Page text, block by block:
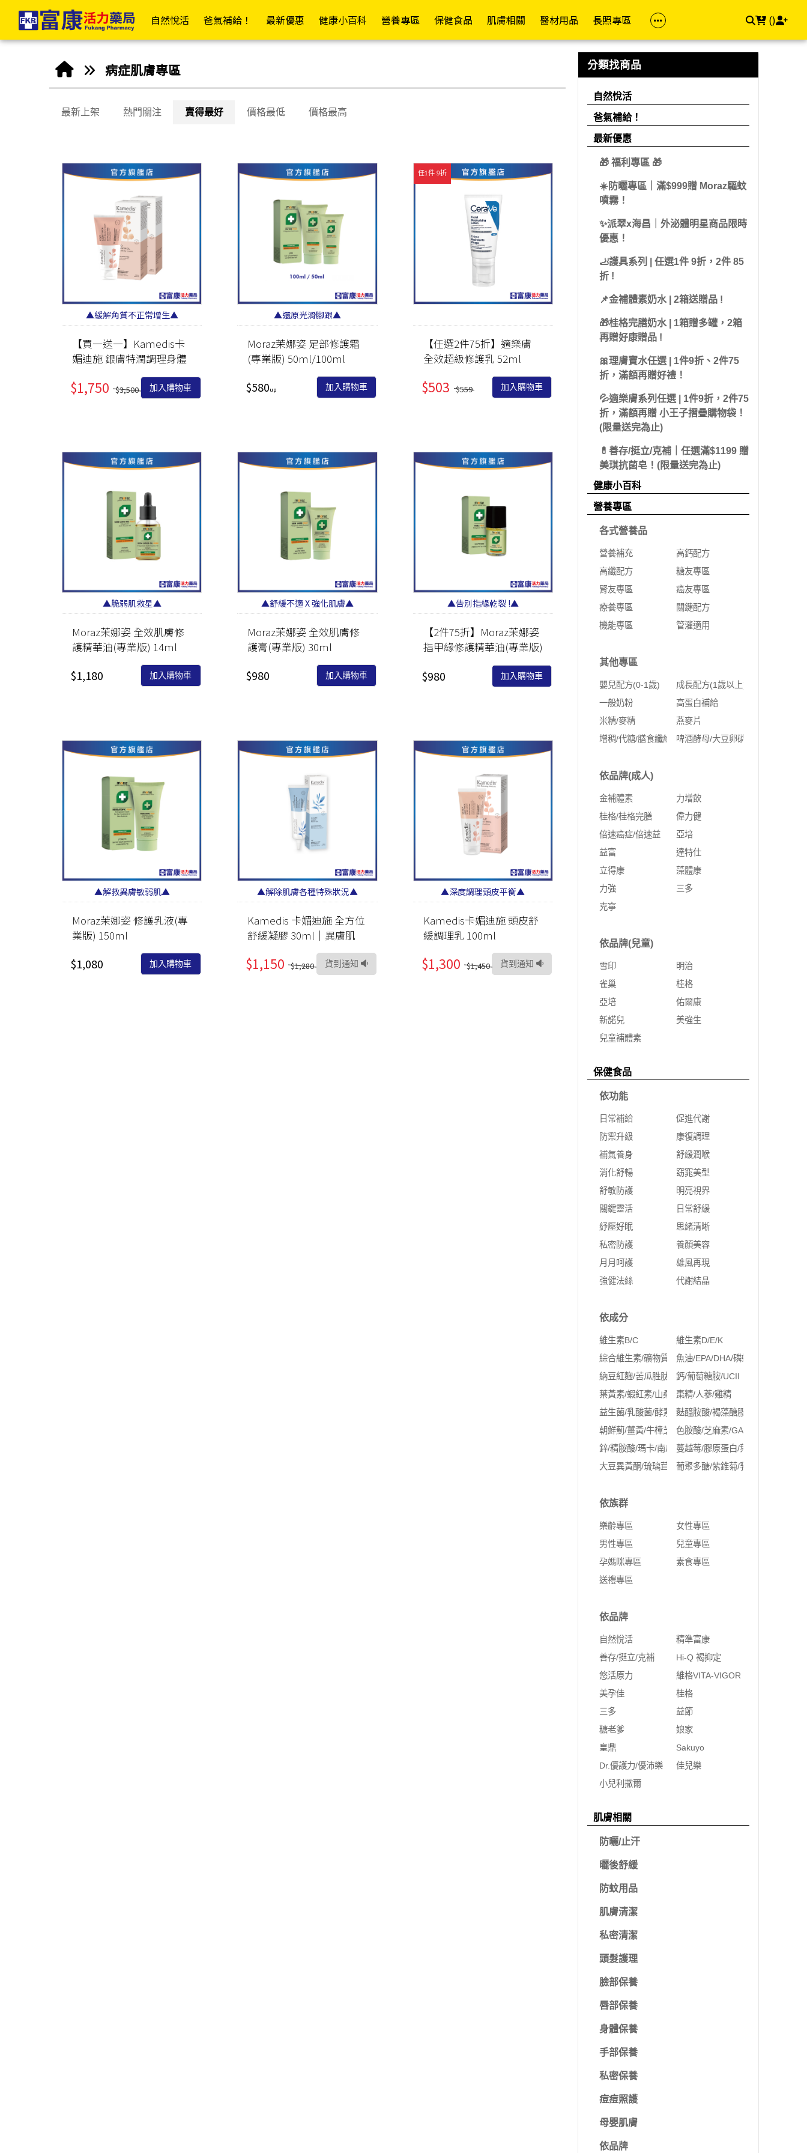
病症肌膚專區 | 富康活力藥局購物商城
自然悅活 爸氣補給！ 最新優惠 健康小百科 營養專區
營養補充
高鈣配方
腎友專區
療養專區
關鍵配方
機能專區
嬰兒配方(0-1歲)
米精/麥精
增稠/代糖/膳食纖維
啤酒酵母/大豆卵磷脂
金補體素
桂格/桂格完膳
倍速癌症/倍速益
力強
依品牌(兒童)
桂格
亞培
新諾兒
兒童補體素
保健食品
日常補給
促進代謝
補氣養身
舒緩潤喉
消化舒暢
窈窕美型
舒敏防護
關鍵靈活
紓壓好眠
思緒清晰
私密防護
雄風再現
代謝結晶
維生素B/C
納豆紅麴/苦瓜胜
鈣/葡萄糖胺/UCII
葉黃素/蝦紅素/山桑
益生菌/乳酸菌/酵素
色胺酸/芝麻素/GABA
鋅/精胺酸/瑪卡/南瓜
大豆異黃酮/琉璃苣油/
月見草油/聖潔莓/肌醇
樂齡專區
孕媽咪專區
依品牌
自然悅活
精準富康
善存/挺立/克補
Hi-Q 褐抑定
悠活原力
維格VITA-VIGOR
美孕佳
桂格
三多
娘家
皇鼎
Sakuyo
Dr.優護力/優沛樂
佳兒樂
肌膚相關
Moraz 茉娜姿
La Roche-Posay 理膚
CeraVe 適樂膚
MGRs 海昌
醫材用品
居家衛材
📣傷口照護大全
OK繃/防水繃
透氣膠帶/矽膠帶/繃帶
棉(花)棒/棉球/壓舌板
美容膠/疤痕/傷口護理
酒精棉片/優碘棉片
家用醫療包
舒緩精油/軟膏
假牙清潔/黏著
藥盒/餵藥器/切藥器
隱形眼鏡/眼周用品
額/耳溫槍
護腕
護踝
防護專區
醫療口罩
酒精/消毒用品
長照專區
褲型
iD怡大
輪椅A款
助步車
散步車
四腳拐
手杖/拐杖
居家照顧
馬桶椅
洗澡椅
浴廁輔助
照顧床
()
病症肌膚專區
最新上架 熱門關注 賣得最好 價格最低 價格最高
▲緩解角質不正常增生▲
【買一送一】Kamedis卡
媚迪施 銀膚特潤調理身體
$1,750 $3,500 加入購物車
▲還原光滑腳跟▲
Moraz茉娜姿 足部修護霜
(專業版) 50ml/100ml
$580 加入購物車
任1件 9折
【任選2件75折】適樂膚
全效超級修護乳 52ml
$503 $559 加入購物車
▲脆弱肌救星▲
Moraz茉娜姿 全效肌膚修
護精華油(專業版) 14ml
$1,180 加入購物車
▲舒緩不適 X 強化肌膚▲
Moraz茉娜姿 全效肌膚修
護膏(專業版) 30ml
$980 加入購物車
▲告別指緣乾裂 !▲
【2件75折】Moraz茉娜姿
指甲緣修護精華油(專業版)
$980 加入購物車
▲解救異膚敏弱肌▲
Moraz茉娜姿 修護乳液(專
業版) 150ml
$1,080 加入購物車
▲解除肌膚各種特殊狀況▲
Kamedis 卡媚迪施 全方位
舒緩凝膠 30ml｜異膚肌
$1,150 $1,280 貨到通知
▲深度調理頭皮平衡▲
Kamedis卡媚迪施 頭皮舒
緩調理乳 100ml
$1,300 $1,450 貨到通知
分類找商品
自然悅活
爸氣補給！
最新優惠
🎁 福利專區 🎁
☀️防曬專區｜滿$999贈 Moraz驅蚊
噴霧！
✨派翠x海昌｜外泌體明星商品限時
優惠！
🦶護具系列 | 任選1件 9折，2件 85
折 !
📌金補體素奶水 | 2箱送贈品 !
🎁桂格完膳奶水 | 1箱贈多罐，2箱
再贈好康贈品 !
🎀理膚寶水任選 | 1件9折、2件75
折，滿額再贈好禮！
💦適樂膚系列任選 | 1件9折，2件75
折，滿額再贈 小王子摺疊購物袋！
(限量送完為止)
💊善存/挺立/克補｜任選滿$1199 贈
美琪抗菌皂！(限量送完為止)
健康小百科
營養專區
各式營養品
營養補充
高鈣配方
高纖配方
糖友專區
腎友專區
癌友專區
療養專區
關鍵配方
機能專區
管灌適用
其他專區
嬰兒配方(0-1歲)
成長配方(1歲以上)
一般奶粉
高蛋白補給
米精/麥精
燕麥片
增稠/代糖/膳食纖維
啤酒酵母/大豆卵磷脂
依品牌(成人)
金補體素
力增飲
桂格/桂格完膳
偉力健
倍速癌症/倍速益
亞培
益富
達特仕
立得康
藻體康
力強
三多
克寧
依品牌(兒童)
雪印
明治
雀巢
桂格
亞培
佑爾康
新諾兒
美強生
兒童補體素
保健食品
依功能
日常補給
促進代謝
防禦升級
康復調理
補氣養身
舒緩潤喉
消化舒暢
窈窕美型
舒敏防護
明亮視界
關鍵靈活
日常舒緩
紓壓好眠
思緒清晰
私密防護
養顏美容
月月呵護
雄風再現
強健法絲
代謝結晶
依成分
維生素B/C
維生素D/E/K
綜合維生素/礦物質
魚油/EPA/DHA/磷蝦油
納豆紅麴/苦瓜胜肽/Q10鈣/葡萄糖胺/UCII
葉黃素/蝦紅素/山桑子/玻尿酸
棗精/人蔘/雞精
益生菌/乳酸菌/酵素
麩醯胺酸/褐藻醣膠
朝鮮薊/薑黃/牛樟芝/紅景天色胺酸/芝麻素/GABA
鋅/精胺酸/瑪卡/南瓜籽蔓越莓/膠原蛋白/葉酸/鐵/NMN
大豆異黃酮/琉璃苣油/月見草油/聖潔莓/肌醇
葡聚多醣/紫錐菊/乳鐵蛋白
依族群
樂齡專區
女性專區
男性專區
兒童專區
孕媽咪專區
素食專區
送禮專區
依品牌
自然悅活
精準富康
善存/挺立/克補
Hi-Q 褐抑定
悠活原力
維格VITA-VIGOR
美孕佳
桂格
三多
益節
糖老爹
娘家
皇鼎
Sakuyo
Dr.優護力/優沛樂
佳兒樂
小兒利撒爾
肌膚相關
防曬/止汗
曬後舒緩
防蚊用品
肌膚清潔
私密清潔
頭髮護理
臉部保養
唇部保養
身體保養
手部保養
私密保養
痘痘照護
母嬰肌膚
依品牌